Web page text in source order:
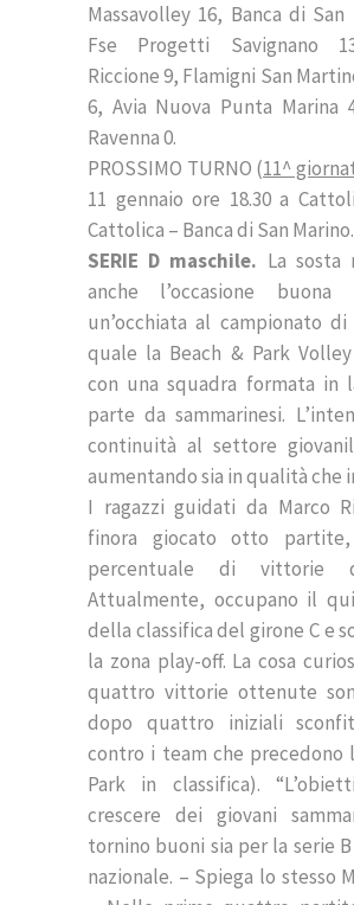
Massavolley 16, Banca di San
Fse Progetti Savignano
Riccione 9, Flamigni San
6, Avia Nuova Punta Marina
Ravenna 0.
PROSSIMO TURNO (11^
11 gennaio ore 18.30 a
Cattolica – Banca di San Marino.
SERIE D maschile. La sosta
anche l’occasione
un’occhiata al campionato
quale la Beach & Park
con una squadra formata in
parte da sammarinesi.
continuità al settore
aumentando sia in qualità che
I ragazzi guidati da Marco
finora giocato otto
percentuale di vittorie
Attualmente, occupano il
della classifica del girone C e
la zona play-off. La cosa
quattro vittorie ottenute
dopo quattro iniziali
contro i team che precedono
Park in classifica).
crescere dei giovani
tornino buoni sia per la serie
nazionale. – Spiega lo stesso